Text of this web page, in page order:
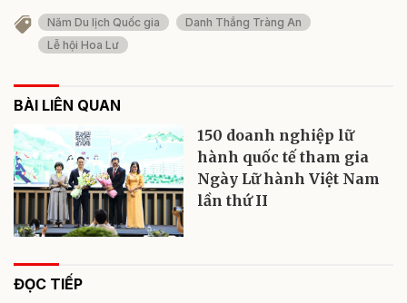
Năm Du lịch Quốc gia
Danh Thắng Tràng An
Lễ hội Hoa Lư
BÀI LIÊN QUAN
150 doanh nghiệp lữ
hành quốc tế tham gia
Ngày Lữ hành Việt Nam
lần thứ II
ĐỌC TIẾP